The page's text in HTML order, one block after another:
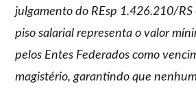
julgamento do REsp 1.426.210/RS
piso salarial representa o valor
pelos Entes Federados como
magistério, garantindo que